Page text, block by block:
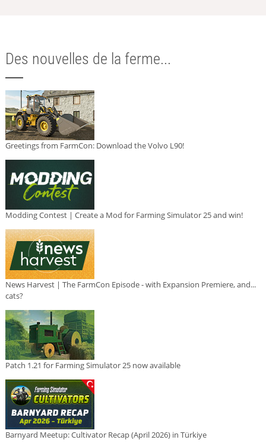
Des nouvelles de la ferme...
Greetings from FarmCon: Download the Volvo L90!
Modding Contest | Create a Mod for Farming Simulator 25 and win!
News Harvest | The FarmCon Episode - with Expansion Premiere, and...
cats?
Patch 1.21 for Farming Simulator 25 now available
Barnyard Meetup: Cultivator Recap (April 2026) in Türkiye